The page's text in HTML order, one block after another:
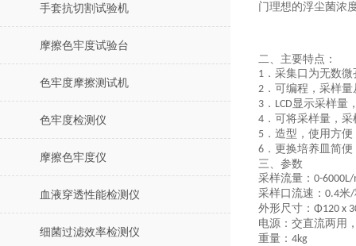
手套抗切割试验机
摩擦色牢度试验台
色牢度摩擦测试机
色牢度检测仪
摩擦色牢度仪
血液穿透性能检测仪
细菌过滤效率检测仪
门理想的浮尘菌浓
二、 主要特点：
1 ．采集口为无数
2 ．可编程，采样量
3 ． LCD显示采样量
4 ．可将采样量，
5 ．造型，使用方便
6 ．更换培养皿简
三、参数
采样流量： 0-6000L/
采样口流速： 0.4米/
外形尺寸： Φ120 x
电源：交直流两用
重量： 4kg